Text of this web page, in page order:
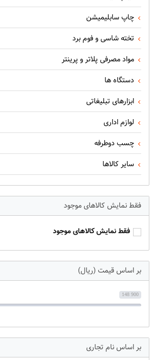
چاپ سابلیمیشن
تخته شاسی و فوم برد
مواد مصرفی پلاتر و پرینتر
دستگاه ها
ابزارهای تبلیغاتی
لوازم اداری
چسب دوطرفه
سایر کالاها
فقط نمایش کالاهای موجود
فقط نمایش کالاهای موجود
بر اساس قیمت (ریال)
148 900
نام تجاری